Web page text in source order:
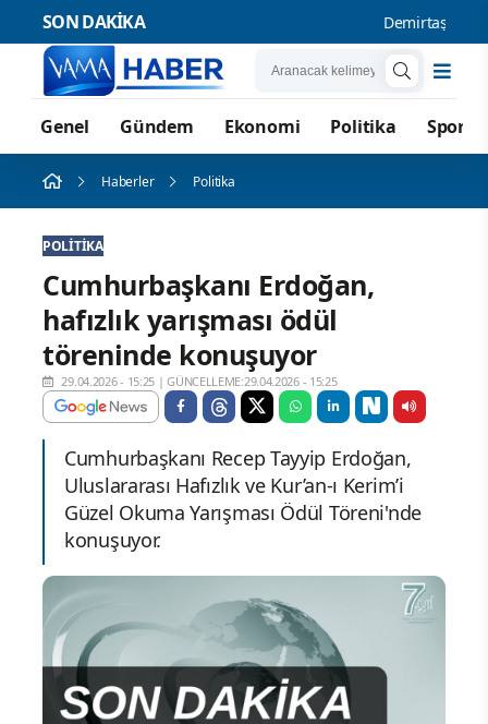
SON DAKİKA Demirtaş
Genel Gündem Ekonomi Politika Spor
Haberler Politika
POLITIKA
Cumhurbaşkanı Erdoğan,
hafızlık yarışması ödül
töreninde konuşuyor
29.04.2026 - 15:25 |GÜNCELLEME:29.04.2026 - 15:25
Cumhurbaşkanı Recep Tayyip Erdoğan,
Uluslararası Hafızlık ve Kur’an-ı Kerim’i
Güzel Okuma Yarışması Ödül Töreni'nde
konuşuyor.